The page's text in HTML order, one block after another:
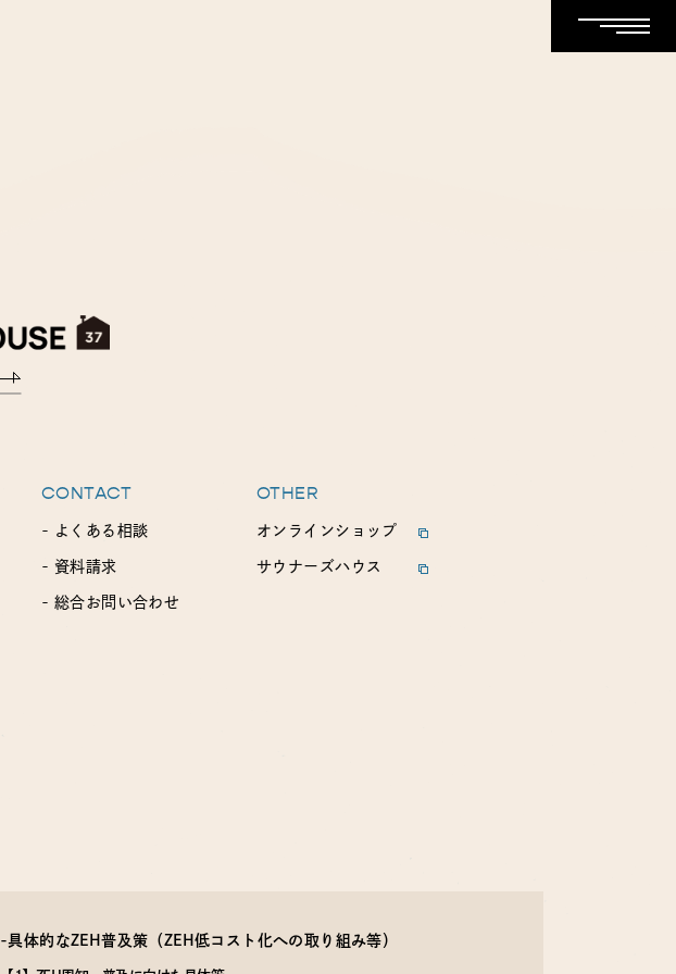
CONTACT
- よくある相談
- 資料請求
- 総合お問い合わせ
OTHER
オンラインショップ
サウナーズハウス
-具体的なZEH普及策 （ZEH低コスト化への取り組み等）